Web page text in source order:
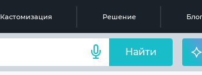
Кастомизация Решение Блог
Найти